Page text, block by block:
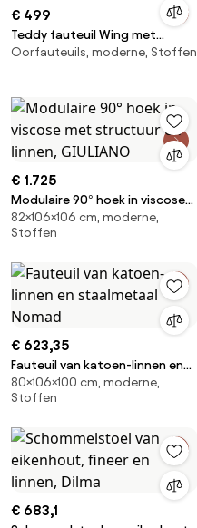
€ 499
Teddy fauteuil Wing met
houten poten
Oorfauteuils, moderne, Stoffen
€ 1.725
Modulaire 90° hoek in viscose
met structuur en linnen,
GIULIANO
82×106×106 cm, moderne,
Stoffen
€ 623,35
Fauteuil van katoen-linnen en
staalmetaal Nomad
80×106×100 cm, moderne,
Stoffen
€ 683,1